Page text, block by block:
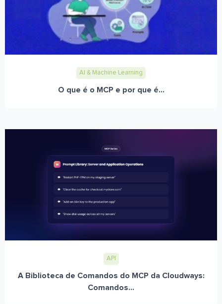
AI & Machine Learning
O que é o MCP e por que é...
API
A Biblioteca de Comandos do MCP da Cloudways:
Comandos...